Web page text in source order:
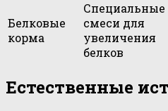
Белковые
корма
Специальные
смеси для
увеличения
белков
Естественные